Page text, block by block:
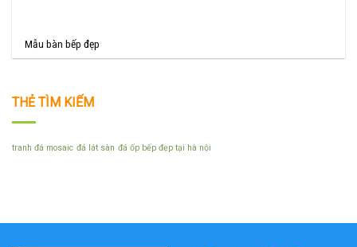
Mẫu bàn bếp đẹp
THẺ TÌM KIẾM
tranh đá mosaic đá lát sàn đá ốp bếp đẹp tại hà nội